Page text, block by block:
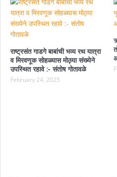
राष्ट्रसंत गाडगे बाबांची भव्य रथ यात्रा
व मिरवणूक सोहळ्यास मोठ्या संख्येने
उपस्थित रहावे :- संतोष गोतावळे
February 24, 2025